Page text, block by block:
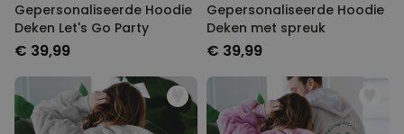
Gepersonaliseerde Hoodie
Deken Let's Go Party
€ 39,99
Gepersonaliseerde Hoodie
Deken met spreuk
€ 39,99